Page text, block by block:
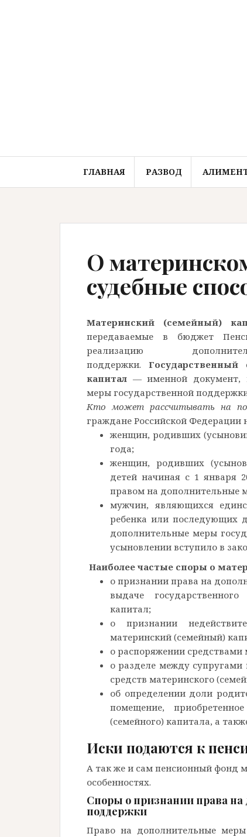
ГЛАВНАЯ РАЗВОД
О
судебные
Материнский (семейный)
передаваемые в бюджет
реализацию
поддержки.
капитал — именной документ,
меры государственной
Кто может рассчитывать на
граждане Российской Федерации
женщин, родивших
года;
женщин, родивших
детей начиная с 1 января
правом на дополнительные
мужчин, являющихся
ребенка или последующих
дополнительные меры
усыновлении вступило в
Наиболее частые споры о
о признании права на
выдаче
капитал;
о признании
материнский (семейный)
о распоряжении средствами
о разделе между супругами
средств материнского
об определении доли
помещение,
(семейного) капитала, а
Иски подаются к
А так же и сам пенсионный фонд
особенностях.
Споры о признании права
поддержки
Право на дополнительные меры